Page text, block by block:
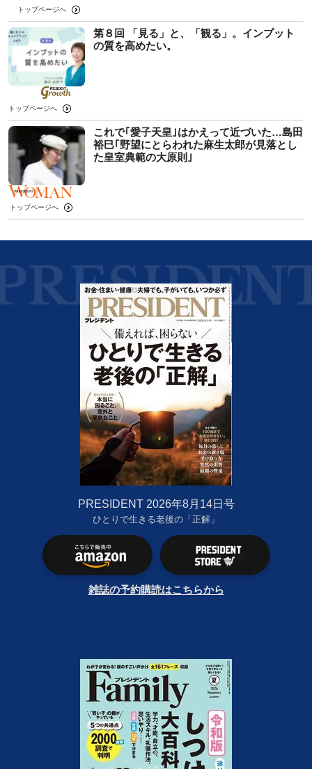
トップページへ
第８回 「見る」と、「観る」。インプット
の質を高めたい。
トップページへ
これで｢愛子天皇｣はかえって近づいた…島田
裕巳｢野望にとらわれた麻生太郎が見落とし
た皇室典範の大原則｣
トップページへ
PRESIDENT 2026年8月14日号
ひとりで生きる老後の「正解」
雑誌の予約購読はこちらから